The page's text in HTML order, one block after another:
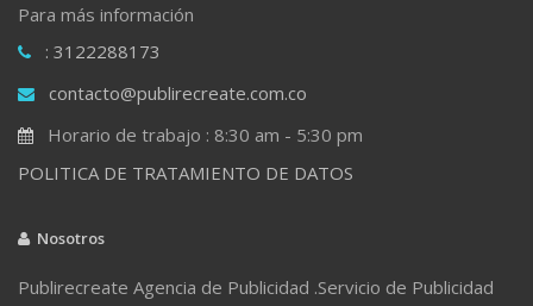
Para más información
: 3122288173
contacto@publirecreate.com.co
Horario de trabajo : 8:30 am - 5:30 pm
POLITICA DE TRATAMIENTO DE DATOS
Nosotros
Publirecreate Agencia de Publicidad .Servicio de Publicidad